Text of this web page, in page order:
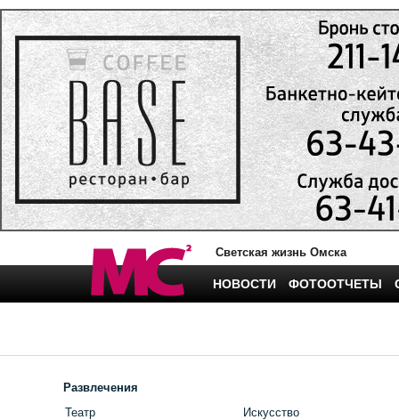
Светская жизнь Омска
НОВОСТИ ФОТООТЧЕТЫ
Развлечения
Театр
Искусство